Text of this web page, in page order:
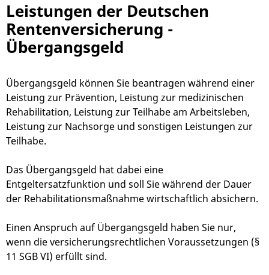
Leistungen der Deutschen
Rentenversicherung -
Übergangsgeld
Übergangsgeld können Sie beantragen während einer
Leistung zur Prävention, Leistung zur medizinischen
Rehabilitation, Leistung zur Teilhabe am Arbeitsleben,
Leistung zur Nachsorge und sonstigen Leistungen zur
Teilhabe.
Das Übergangsgeld hat dabei eine
Entgeltersatzfunktion und soll Sie während der Dauer
der Rehabilitationsmaßnahme wirtschaftlich absichern.
Einen Anspruch auf Übergangsgeld haben Sie nur,
wenn die versicherungsrechtlichen Voraussetzungen (§
11 SGB VI) erfüllt sind.